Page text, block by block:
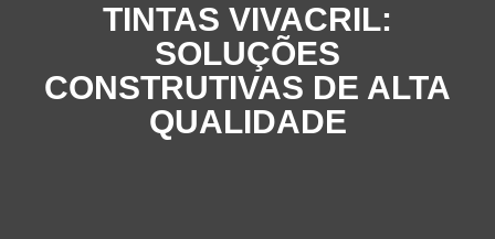
TINTAS VIVACRIL:
SOLUÇÕES
CONSTRUTIVAS DE ALTA
QUALIDADE